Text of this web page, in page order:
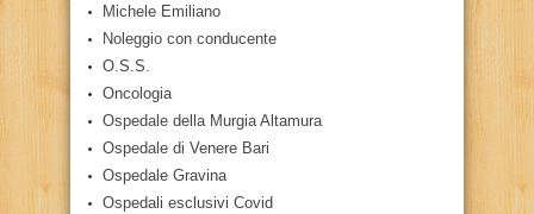
Michele Emiliano
Noleggio con conducente
O.S.S.
Oncologia
Ospedale della Murgia Altamura
Ospedale di Venere Bari
Ospedale Gravina
Ospedali esclusivi Covid